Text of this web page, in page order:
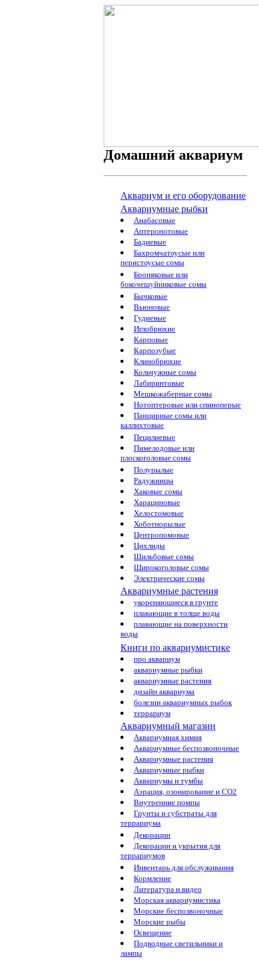
Домашний аквариум
Аквариум и его оборудование
Аквариумные рыбки
Анабасовые
Аптеронотовые
Бадиевые
Бахромчатоусые или
перистоусые сомы
Броняковые или
бокочешуйниковые сомы
Бычковые
Вьюновые
Гудиевые
Иглобрюхие
Карповые
Карпозубые
Клинобрюхие
Кольчужные сомы
Лабиринтовые
Мешкожаберные сомы
Нотоптеровые или спиноперые
Панцирные сомы или
каллихтовые
Пецилиевые
Пимелодовые или
плоскоголовые сомы
Полурылые
Радужницы
Хаковые сомы
Харациновые
Хелостомовые
Хоботнорылые
Центропомовые
Цихлиды
Шильбовые сомы
Широкоголовые сомы
Электрические сомы
Аквариумные растения
укореняющиеся в грунте
плавающие в толще воды
плавающие на поверхности
воды
Книги по аквариумистике
про аквариум
аквариумные рыбки
аквариумные растения
дизайн аквариума
болезни аквариумных рыбок
террариум
Аквариумный магазин
Аквариумная химия
Аквариумные беспозвоночные
Аквариумные растения
Аквариумные рыбки
Аквариумы и тумбы
Аэрация, озонирование и CO2
Внутренние помпы
Грунты и субстраты для
террариума
Декорации
Декорации и укрытия для
террариумов
Инвентарь для обслуживания
Кормление
Литература и видео
Морская аквариумистика
Морские беспозвоночные
Морские рыбы
Освещение
Подводные светильники и
лампы